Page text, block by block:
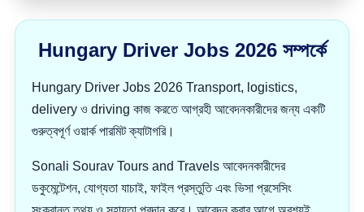
Hungary Driver Jobs 2026 সম্পর্কে
Hungary Driver Jobs 2026 Transport, logistics,
delivery ও driving কাজ করতে আগ্রহী আবেদনকারীদের জন্য একটি
গুরুত্বপূর্ণ ওয়ার্ক পারমিট ক্যাটাগরি।
Sonali Sourav Tours and Travels আবেদনকারীদের
ডকুমেন্টেশন, যোগ্যতা যাচাই, ফাইল প্রস্তুতি এবং ভিসা প্রসেসিং